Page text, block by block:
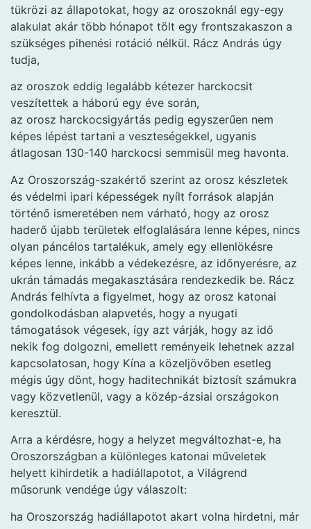
tükrözi az állapotokat, hogy az oroszoknál egy-egy
alakulat akár több hónapot tölt egy frontszakaszon a
szükséges pihenési rotáció nélkül. Rácz András úgy
tudja,
az oroszok eddig legalább kétezer harckocsit
veszítettek a háború egy éve során,
az orosz harckocsigyártás pedig egyszerűen nem
képes lépést tartani a veszteségekkel, ugyanis
átlagosan 130-140 harckocsi semmisül meg havonta.
Az Oroszország-szakértő szerint az orosz készletek
és védelmi ipari képességek nyílt források alapján
történő ismeretében nem várható, hogy az orosz
haderő újabb területek elfoglalására lenne képes, nincs
olyan páncélos tartalékuk, amely egy ellenlökésre
képes lenne, inkább a védekezésre, az időnyerésre, az
ukrán támadás megakasztására rendezkedik be. Rácz
András felhívta a figyelmet, hogy az orosz katonai
gondolkodásban alapvetés, hogy a nyugati
támogatások végesek, így azt várják, hogy az idő
nekik fog dolgozni, emellett reményeik lehetnek azzal
kapcsolatosan, hogy Kína a közeljövőben esetleg
mégis úgy dönt, hogy haditechnikát biztosít számukra
vagy közvetlenül, vagy a közép-ázsiai országokon
keresztül.
Arra a kérdésre, hogy a helyzet megváltozhat-e, ha
Oroszországban a különleges katonai műveletek
helyett kihirdetik a hadiállapotot, a Világrend
műsorunk vendége úgy válaszolt:
ha Oroszország hadiállapotot akart volna hirdetni, már